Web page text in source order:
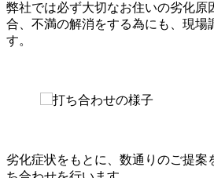
弊社では必ず大切なお住いの劣化原
合、不満の解消をする為にも、現場
す。
劣化症状をもとに、数通りのご提案